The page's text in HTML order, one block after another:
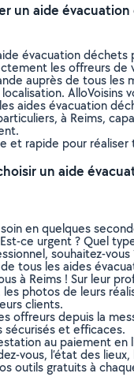
un aide évacuation
évacuation déchets
les offreurs de
auprès de tous les
AlloVoisins
aides évacuation
à Reims,
et rapide pour
un aide
en quelques
ce urgent ? Quel
souhaitez-vous
tous les aides
à Reims ! Sur leur
photos de leurs
clients.
offreurs depuis la
sécurisés et efficaces.
au paiement en
vous, l’état des
outils gratuits à